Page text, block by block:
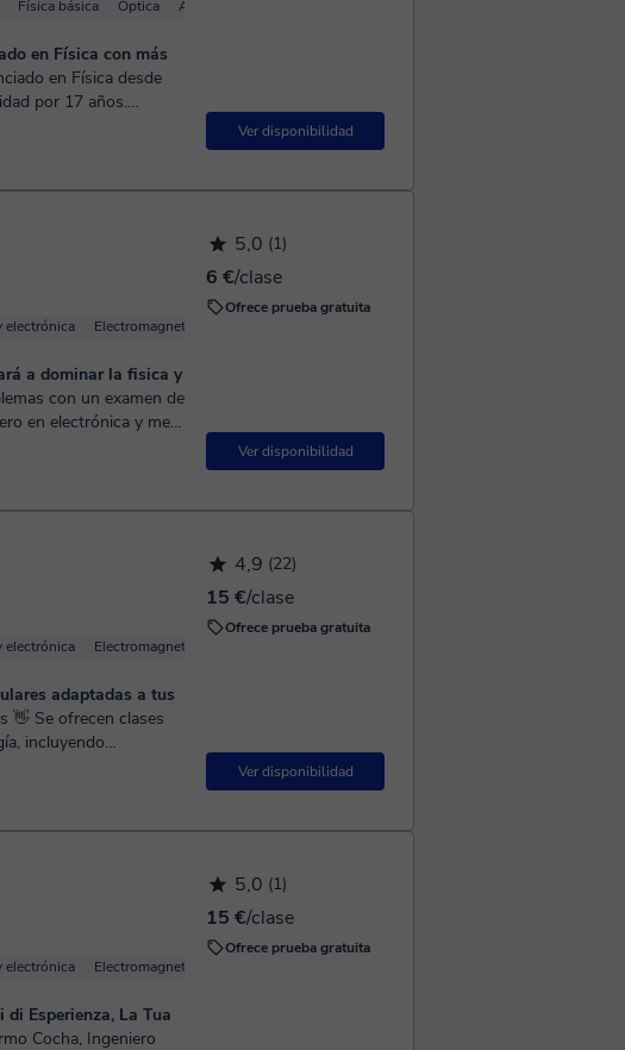
Ver disponibilidad
Física básica Óptica Acústica
en Física con más
por 17 años.
de Física I y
5,0 (1)
6 €/clase
Ofrece prueba gratuita
Ver disponibilidad
electrónica Electromagnetismo
a dominar la fisica y
en electrónica y me
importante
4,9 (22)
15 €/clase
Ofrece prueba gratuita
Ver disponibilidad
electrónica Electromagnetismo
adaptadas a tus
incluyendo
📐 y Química 🧪,
5,0 (1)
15 €/clase
Ofrece prueba gratuita
electrónica Electromagnetismo
Esperienza, La Tua